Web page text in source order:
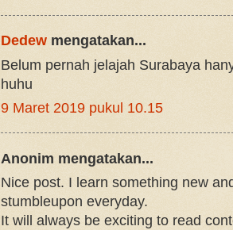
Dedew mengatakan...
Belum pernah jelajah Surabaya
huhu
9 Maret 2019 pukul 10.15
Anonim mengatakan...
Nice post. I learn something new
stumbleupon everyday.
It will always be exciting to read